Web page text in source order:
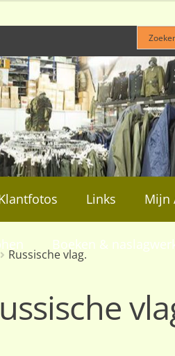
Links Mijn
Boeken &
Russische vlag.